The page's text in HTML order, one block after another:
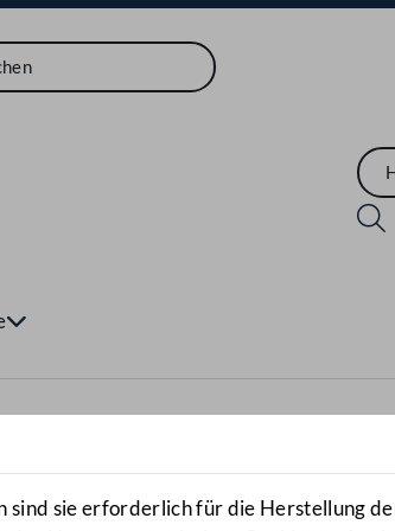
öffnen
sind sie erforderlich für die Herstellung